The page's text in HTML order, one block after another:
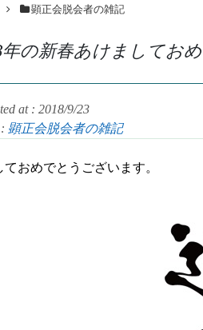
顕正会脱会者の雑記
年の新春あけましてお
at : 2018/9/23
顕正会脱会者の雑記
ておめでとうございます。